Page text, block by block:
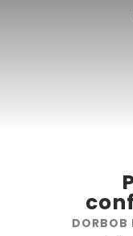
DORBOB